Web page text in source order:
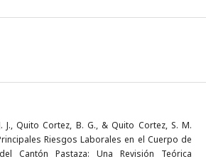
J., Quito Cortez, B. G., & Quito Cortez, S. M.
Riesgos Laborales en el Cuerpo de
Cantón Pastaza: Una Revisión Teórica